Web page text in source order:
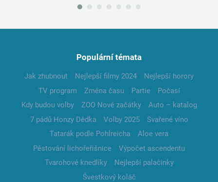
Populární témata
Jak zhubnout Nejlepší filmy 2024
Nejlepší horory
TV program
Změna času Partie
Počasí
Kdy budou volby
ZOO Nové začátky
Auto – katalog
7 pádů Honzy Dědka
Volby 2025
Svařené víno
Tatarák podle Pohlreicha
Aloe vera
Pěstování lichořeřišnice
Výpočet ascendentu
Tvarohové knedlíky
Nejlepší palačinky
Švestkový koláč